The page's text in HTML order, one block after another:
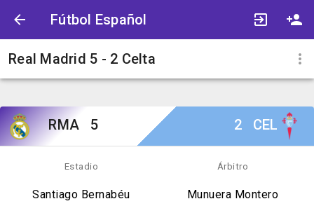
Fútbol Español
Real Madrid 5 - 2 Celta
RMA 5 2 CEL
Estadio
Santiago Bernabéu
Árbitro
Munuera Montero